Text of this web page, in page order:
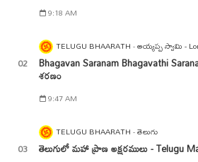
9:18 AM
TELUGU BHAARATH అయ్యప్ప స్వామి -
Bhagavan Saranam Bhagavathi
శరణం
9:47 AM
TELUGU BHAARATH తెలుగు
తెలుగులో మహా ప్రాణ అక్షరములు - Telugu